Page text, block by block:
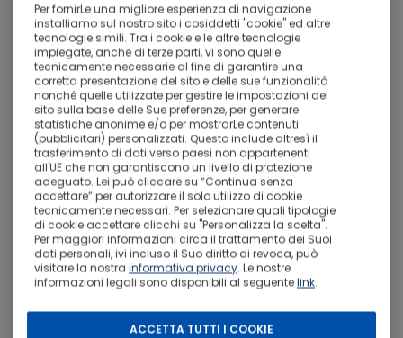
10
set Alloggio 3 Notti
Hotel Punta Imperatore
Ottimo
Per fornirLe una migliore esperienza di navigazione
installiamo sul nostro sito i cosiddetti "cookie" ed altre
tecnologie simili. Tra i cookie e le altre tecnologie
impiegate, anche di terze parti, vi sono quelle
tecnicamente necessarie al fine di garantire una
corretta presentazione del sito e delle sue funzionalità
nonché quelle utilizzate per gestire le impostazioni del
sito sulla base delle Sue preferenze, per generare
statistiche anonime e/o per mostrarLe contenuti
(pubblicitari) personalizzati. Questo include altresì il
trasferimento di dati verso paesi non appartenenti
all'UE che non garantiscono un livello di protezione
adeguato. Lei può cliccare su “Continua senza
accettare” per autorizzare il solo utilizzo di cookie
tecnicamente necessari. Per selezionare quali tipologie
di cookie accettare clicchi su "Personalizza la scelta".
Per maggiori informazioni circa il trattamento dei Suoi
dati personali, ivi incluso il Suo diritto di revoca, può
visitare la nostra informativa privacy. Le nostre
informazioni legali sono disponibili al seguentelink.
ACCETTA TUTTI I COOKIE